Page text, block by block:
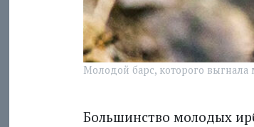
Молодой барс, которого выгнала
Большинство молодых